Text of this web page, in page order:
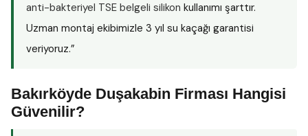
anti-bakteriyel TSE belgeli silikon kullanımı şarttır.
Uzman montaj ekibimizle 3 yıl su kaçağı garantisi
veriyoruz.”
Bakırköyde Duşakabin Firması Hangisi
Güvenilir?